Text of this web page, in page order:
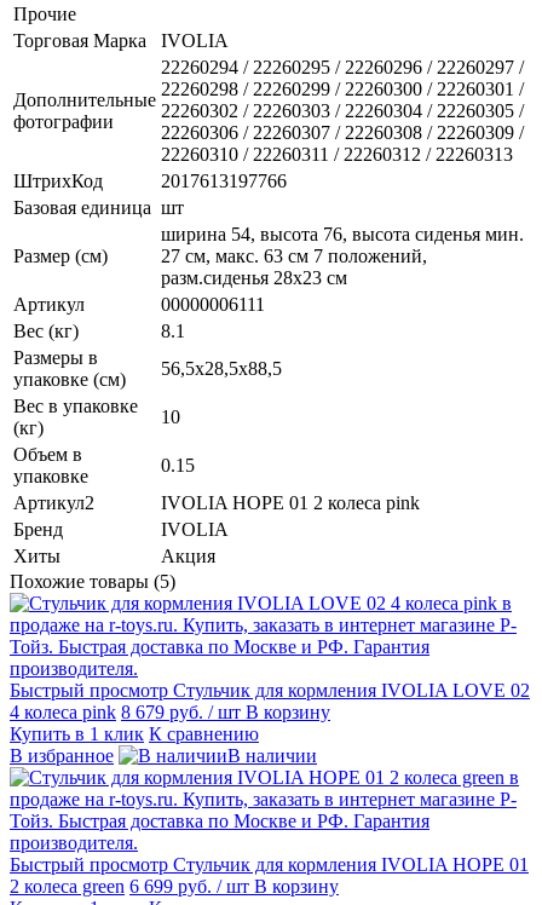
Прочие
Торговая Марка
IVOLIA
Дополнительные
фотографии
22260294 / 22260295 / 22260296 / 22260297 /
22260298 / 22260299 / 22260300 / 22260301 /
22260302 / 22260303 / 22260304 / 22260305 /
22260306 / 22260307 / 22260308 / 22260309 /
22260310 / 22260311 / 22260312 / 22260313
ШтрихКод
2017613197766
Базовая единица шт
Размер (см)
ширина 54, высота 76, высота сиденья мин.
27 см, макс. 63 см 7 положений,
разм.сиденья 28х23 см
Артикул
00000006111
Вес (кг)
8.1
Размеры в
упаковке (см)
56,5х28,5х88,5
Вес в упаковке
(кг)
10
Объем в
упаковке
0.15
Артикул2
IVOLIA HOPE 01 2 колеса pink
Бренд
IVOLIA
Хиты
Акция
Похожие товары (5)
Быстрый просмотр Стульчик для кормления IVOLIA LOVE 02
4 колеса pink 8 679 руб. / шт В корзину
Купить в 1 клик К сравнению
В избранное
В наличии
Быстрый просмотр Стульчик для кормления IVOLIA HOPE 01
2 колеса green 6 699 руб. / шт В корзину